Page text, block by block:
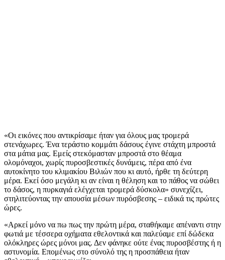
«Οι εικόνες που αντικρίσαμε ήταν για όλους μας τρομερά
στενάχωρες. Ένα τεράστιο κομμάτι δάσους έγινε στάχτη μπροστά
στα μάτια μας. Εμείς στεκόμασταν μπροστά στο θέαμα
ολομόναχοι, χωρίς πυροσβεστικές δυνάμεις, πέρα από ένα
αυτοκίνητο του κλιμακίου Βιλιών που κι αυτό, ήρθε τη δεύτερη
μέρα. Εκεί όσο μεγάλη κι αν είναι η θέληση και το πάθος να σώθει
το δάσος, η πυρκαγιά ελέγχεται τρομερά δύσκολα» συνεχίζει,
στηλιτεύοντας την απουσία μέσων πυρόσβεσης – ειδικά τις πρώτες
ώρες.
«Αρκεί μόνο να πω πως την πρώτη μέρα, σταθήκαμε απέναντι στην
φωτιά με τέσσερα οχήματα εθελοντικά και παλεύαμε επί δώδεκα
ολόκληρες ώρες μόνοι μας. Δεν φάνηκε ούτε ένας πυροσβέστης ή η
αστυνομία. Επομένως στο σύνολό της η προσπάθεια ήταν